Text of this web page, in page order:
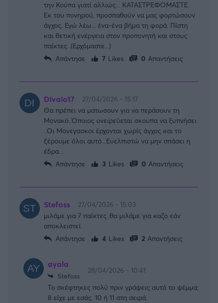
την Κούπα γιατί αλλιώς... ΚΑΤΑΣΤΡΕΦΟΜΑΣΤΕ.
Εκ του πονηρού, προσπαθούν να μας φορτώσουν
άγχος. Εγώ λέω... ένα-ένα βήμα τη φορά. Πίστη
και θετική ενέργεια στον προπονητή και στους
παίκτες. (Ερχόμαστε...)
Απάντησε
7 Likes 0 Απαντήσεις
Divaio17
27/04/2026 - 15:17
Θα πρέπει να ματωσουν για να περάσουν τη
Μονακό..Όποιος ονειρεύεται σκουπα να ξυπνήσει
..Οι Μονεγασκοι έρχονται χωρίς άγχος και το
ξέρουμε όλοι αυτό...Ευελπιστώ να μην σπάσει η
έδρα...
Απάντησε
3 Likes 0 Απαντήσεις
Stefoss
27/04/2026 - 15:03
μιλάμε για 7 παίκτες..θα μιλάμε για καζο εάν
αποκλειστεί
Απάντησε
4 Likes 2 Απαντήσεις
ayala
Stefoss
28/04/2026 - 10:41
Το σκέφτηκες πολύ πριν γράψεις αυτό το ψέμμα;
8 είχε με εσάς. 10 ή 11 στη σειρά.